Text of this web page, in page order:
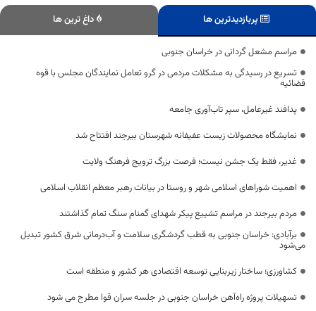
پربازدیدترین ها داغ ترین ها
مراسم مشعل گردانی در خراسان جنوبی
تسریع در رسیدگی به مشکلات مردمی در گرو تعامل نمایندگان مجلس با قوه
قضائیه
پدافند غیرعامل، سپر تاب‌آوری جامعه
نمایشگاه محصولات زیست عفیفانه شهرستان بیرجند افتتاح شد
غدیر، فقط یک جشن نیست؛ فرصت بزرگ ترویج فرهنگ ولایت
اهمیت شوراهای اسلامی شهر و روستا در بیانات رهبر معظم انقلاب اسلامی
مردم بیرجند در مراسم تشییع پیکر شهدای گمنام سنگ تمام گذاشتند
برآبادی: خراسان جنوبی به قطب گردشگری سلامت و آب‌درمانی شرق کشور تبدیل
می‌شود
کشاورزی؛ ساختار زیربنایی توسعه اقتصادی هر کشور و منطقه است
تسهیلات پروژه راه‌آهن خراسان جنوبی در جلسه سران قوا مطرح می شود